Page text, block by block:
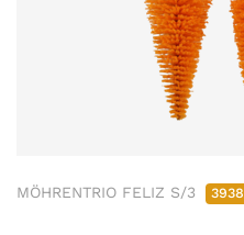
MÖHRENTRIO FELIZ S/3 3938